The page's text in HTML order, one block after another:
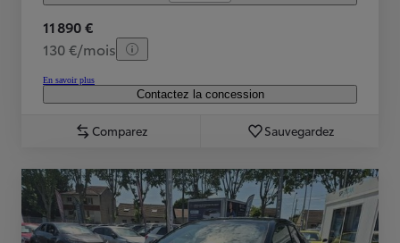
11 890 €
130 €/mois
En savoir plus
Contactez la concession
Comparez Sauvegardez